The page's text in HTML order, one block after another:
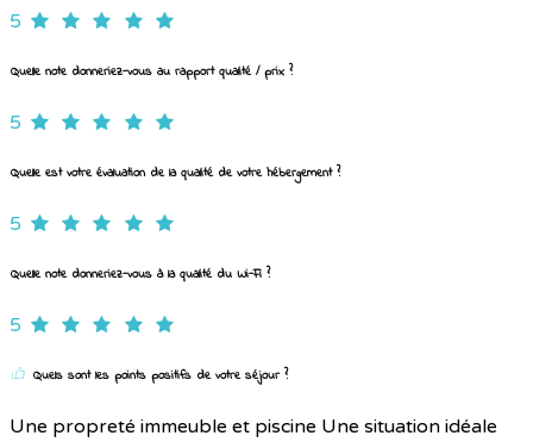
5
Quelle note donneriez-vous au rapport qualité / prix ?
5
Quelle est votre évaluation de la qualité de votre hébergement ?
5
Quelle note donneriez-vous à la qualité du Wi-Fi ?
5
Quels sont les points positifs de votre séjour ?
Une propreté immeuble et piscine Une situation idéale